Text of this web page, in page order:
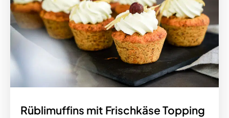
Rüblimuffins mit Frischkäse Topping